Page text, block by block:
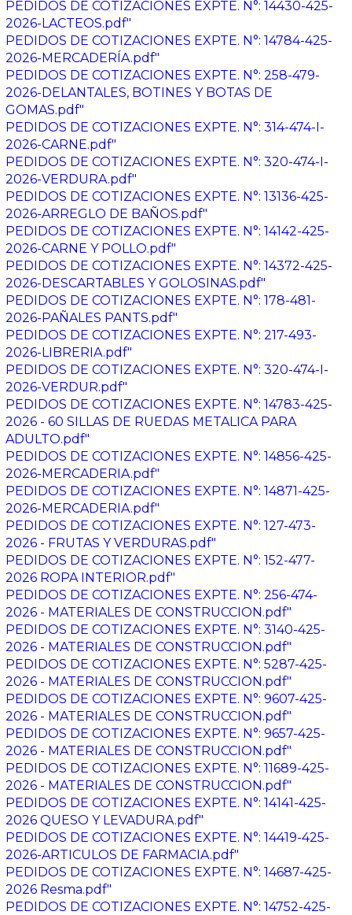
PEDIDOS DE COTIZACIONES EXPTE. N°: 14430-425-
2026-LACTEOS.pdf"
PEDIDOS DE COTIZACIONES EXPTE. N°: 14784-425-
2026-MERCADERÍA.pdf"
PEDIDOS DE COTIZACIONES EXPTE. N°: 258-479-
2026-DELANTALES, BOTINES Y BOTAS DE
GOMAS.pdf"
PEDIDOS DE COTIZACIONES EXPTE. N°: 314-474-I-
2026-CARNE.pdf"
PEDIDOS DE COTIZACIONES EXPTE. N°: 320-474-I-
2026-VERDURA.pdf"
PEDIDOS DE COTIZACIONES EXPTE. N°: 13136-425-
2026-ARREGLO DE BAÑOS.pdf"
PEDIDOS DE COTIZACIONES EXPTE. N°: 14142-425-
2026-CARNE Y POLLO.pdf"
PEDIDOS DE COTIZACIONES EXPTE. N°: 14372-425-
2026-DESCARTABLES Y GOLOSINAS.pdf"
PEDIDOS DE COTIZACIONES EXPTE. N°: 178-481-
2026-PAÑALES PANTS.pdf"
PEDIDOS DE COTIZACIONES EXPTE. N°: 217-493-
2026-LIBRERIA.pdf"
PEDIDOS DE COTIZACIONES EXPTE. N°: 320-474-I-
2026-VERDUR.pdf"
PEDIDOS DE COTIZACIONES EXPTE. N°: 14783-425-
2026 - 60 SILLAS DE RUEDAS METALICA PARA
ADULTO.pdf"
PEDIDOS DE COTIZACIONES EXPTE. N°: 14856-425-
2026-MERCADERIA.pdf"
PEDIDOS DE COTIZACIONES EXPTE. N°: 14871-425-
2026-MERCADERIA.pdf"
PEDIDOS DE COTIZACIONES EXPTE. N°: 127-473-
2026 - FRUTAS Y VERDURAS.pdf"
PEDIDOS DE COTIZACIONES EXPTE. N°: 152-477-
2026 ROPA INTERIOR.pdf"
PEDIDOS DE COTIZACIONES EXPTE. N°: 256-474-
2026 - MATERIALES DE CONSTRUCCION.pdf"
PEDIDOS DE COTIZACIONES EXPTE. N°: 3140-425-
2026 - MATERIALES DE CONSTRUCCION.pdf"
PEDIDOS DE COTIZACIONES EXPTE. N°: 5287-425-
2026 - MATERIALES DE CONSTRUCCION.pdf"
PEDIDOS DE COTIZACIONES EXPTE. N°: 9607-425-
2026 - MATERIALES DE CONSTRUCCION.pdf"
PEDIDOS DE COTIZACIONES EXPTE. N°: 9657-425-
2026 - MATERIALES DE CONSTRUCCION.pdf"
PEDIDOS DE COTIZACIONES EXPTE. N°: 11689-425-
2026 - MATERIALES DE CONSTRUCCION.pdf"
PEDIDOS DE COTIZACIONES EXPTE. N°: 14141-425-
2026 QUESO Y LEVADURA.pdf"
PEDIDOS DE COTIZACIONES EXPTE. N°: 14419-425-
2026-ARTICULOS DE FARMACIA.pdf"
PEDIDOS DE COTIZACIONES EXPTE. N°: 14687-425-
2026 Resma.pdf"
PEDIDOS DE COTIZACIONES EXPTE. N°: 14752-425-